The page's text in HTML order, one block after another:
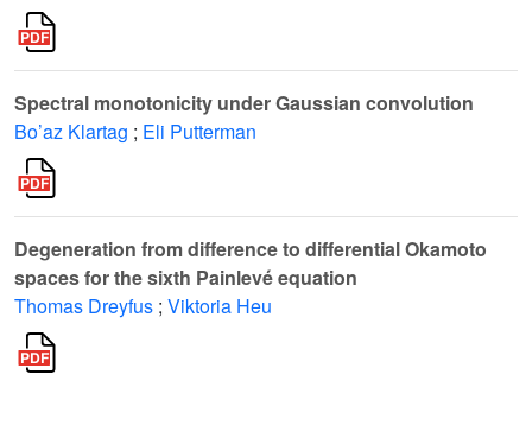
Spectral monotonicity under Gaussian convolution
Bo’az Klartag ; Eli Putterman
Degeneration from difference to differential Okamoto
spaces for the sixth Painlevé equation
Thomas Dreyfus ; Viktoria Heu